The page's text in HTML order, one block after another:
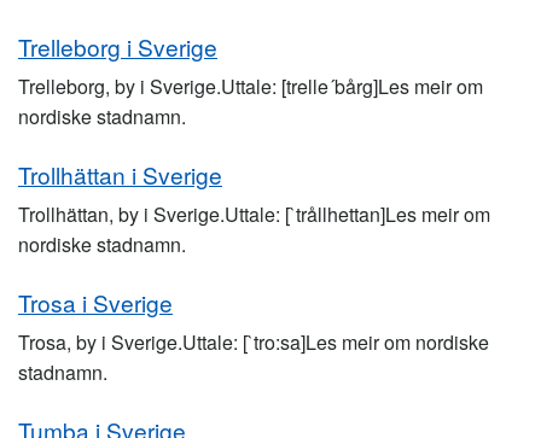
Trelleborg i Sverige
Trelleborg, by i Sverige.Uttale: [trelle´bårg]Les meir om
nordiske stadnamn.
Trollhättan i Sverige
Trollhättan, by i Sverige.Uttale: [`trållhettan]Les meir om
nordiske stadnamn.
Trosa i Sverige
Trosa, by i Sverige.Uttale: [`tro:sa]Les meir om nordiske
stadnamn.
Tumba i Sverige